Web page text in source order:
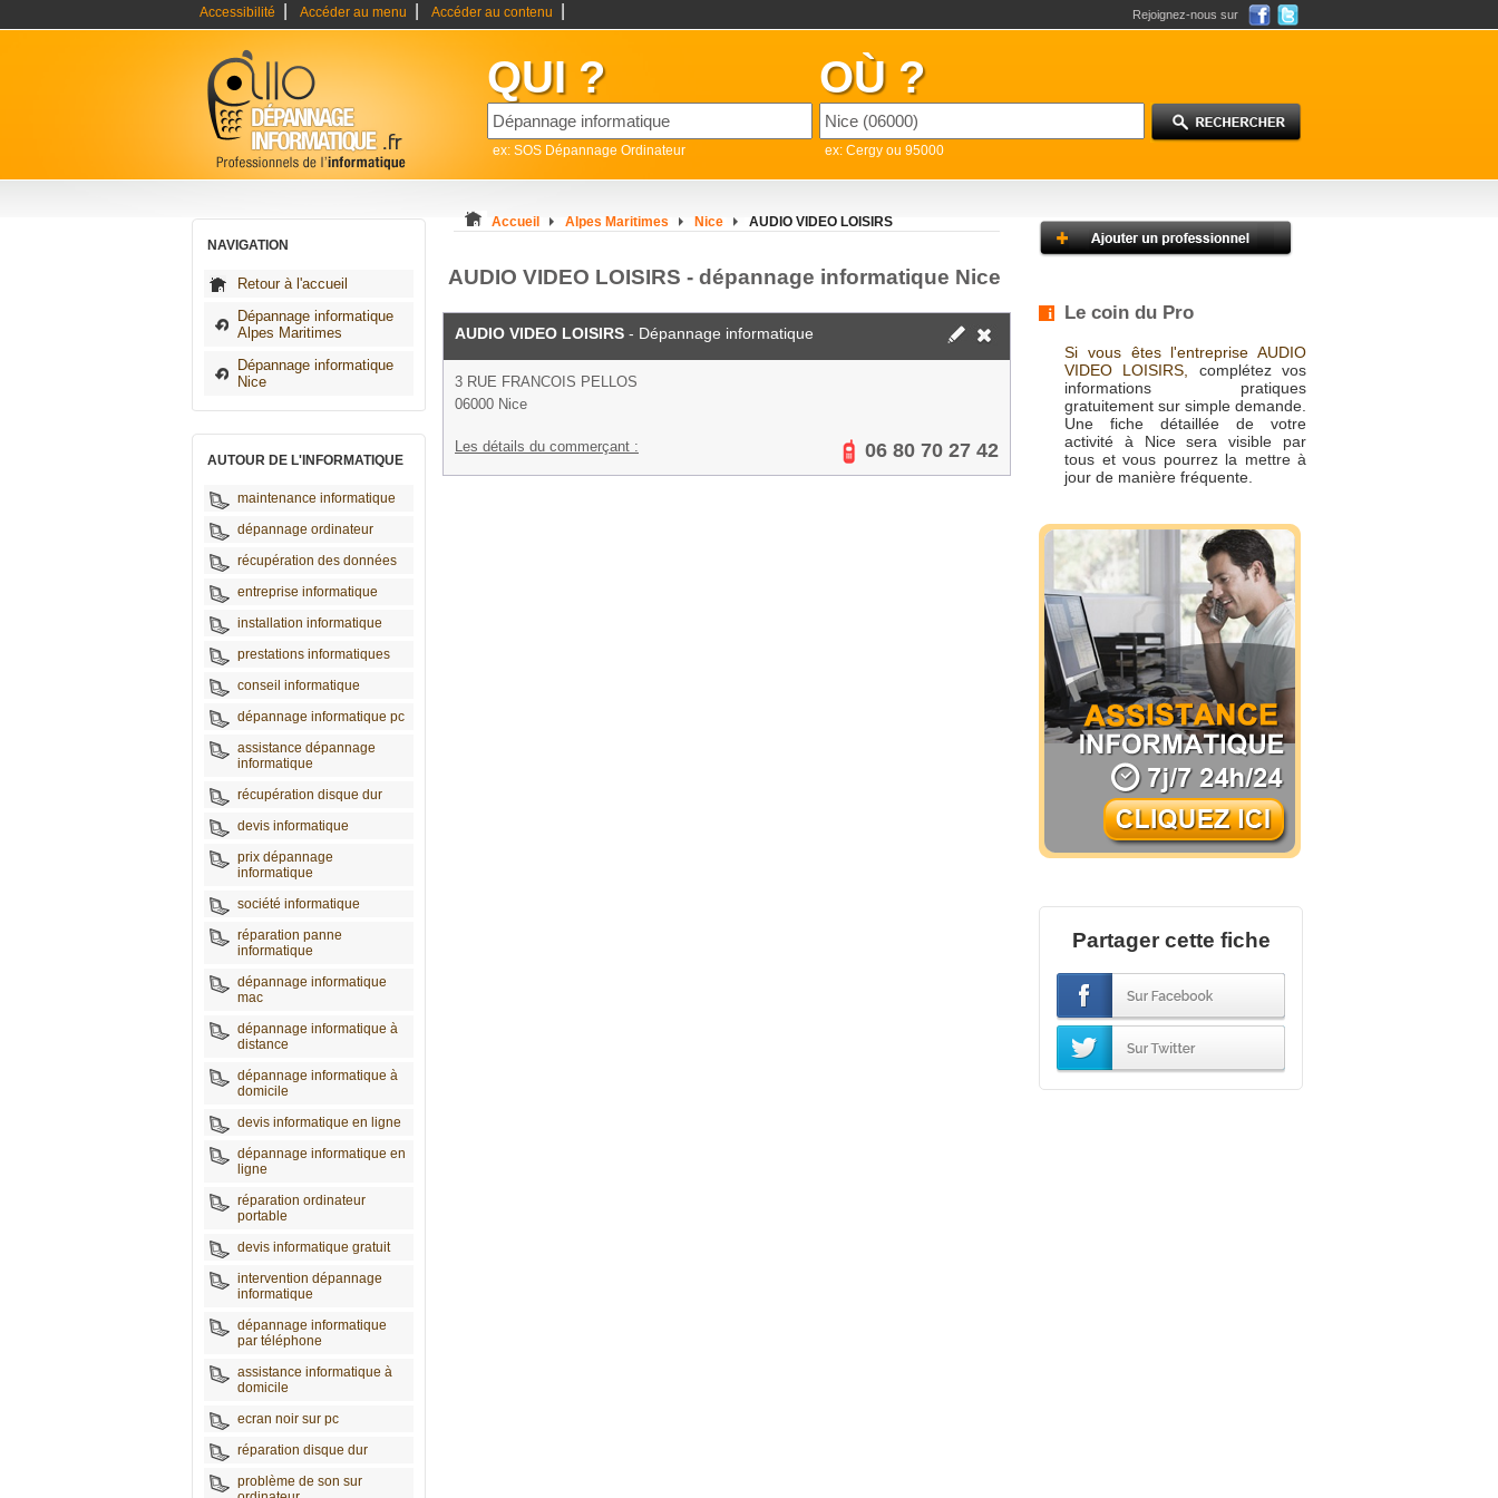
Accessibilité Accéder au menu Accéder au contenu Rejoignez-nous sur
QUI ?
ex: SOS Dépannage Ordinateur
OÙ ?
ex: Cergy ou 95000
NAVIGATION
Retour à l'accueil
Dépannage informatique
Alpes Maritimes
Dépannage informatique
Nice
AUTOUR DE L'INFORMATIQUE
maintenance informatique
dépannage ordinateur
récupération des données
entreprise informatique
installation informatique
prestations informatiques
conseil informatique
dépannage informatique pc
assistance dépannage
informatique
récupération disque dur
devis informatique
prix dépannage
informatique
société informatique
réparation panne
informatique
dépannage informatique
mac
dépannage informatique à
distance
dépannage informatique à
domicile
devis informatique en ligne
dépannage informatique en
ligne
réparation ordinateur
portable
devis informatique gratuit
intervention dépannage
informatique
dépannage informatique
par téléphone
assistance informatique à
domicile
ecran noir sur pc
réparation disque dur
problème de son sur
Accueil Alpes Maritimes Nice AUDIO VIDEO LOISIRS
AUDIO VIDEO LOISIRS - dépannage informatique Nice
AUDIO VIDEO LOISIRS - Dépannage informatique
3 RUE FRANCOIS PELLOS
06000 Nice
Les détails du commerçant : 06 80 70 27 42
Le coin du Pro
Si vous êtes l'entreprise AUDIO
VIDEO LOISIRS,
complétez vos
informations pratiques
gratuitement sur simple demande.
Une fiche détaillée de votre
activité à Nice sera visible par
tous et vous pourrez la mettre à
jour de manière fréquente.
Partager cette fiche